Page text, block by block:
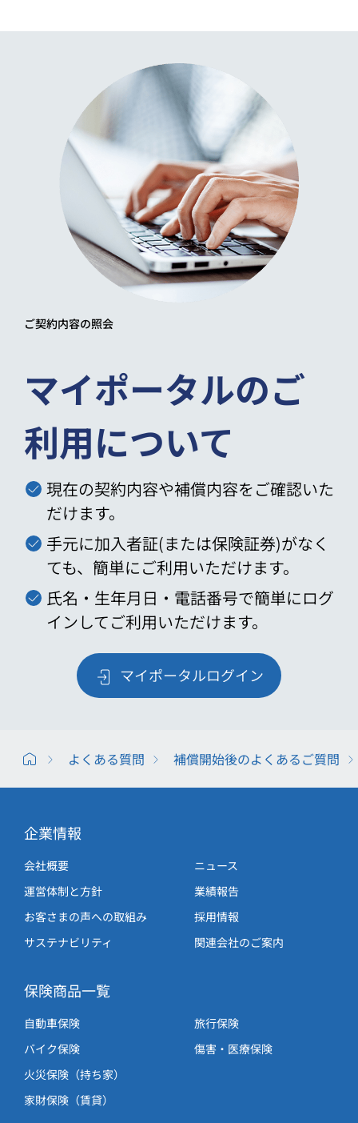
ご契約内容の照会
マイポータルのご
利用について
現在の契約内容や補償内容をご確認いた
だけます。
手元に加入者証(または保険証券)がなく
ても、簡単にご利用いただけます。
氏名・生年月日・電話番号で簡単にログ
インしてご利用いただけます。
マイポータルログイン
よくある質問 補償開始後のよくあるご質問
企業情報
会社概要
運営体制と方針
お客さまの声への取組み
サステナビリティ
ニュース
業績報告
採用情報
関連会社のご案内
保険商品一覧
自動車保険
バイク保険
火災保険（持ち家）
家財保険（賃貸）
旅行保険
傷害・医療保険